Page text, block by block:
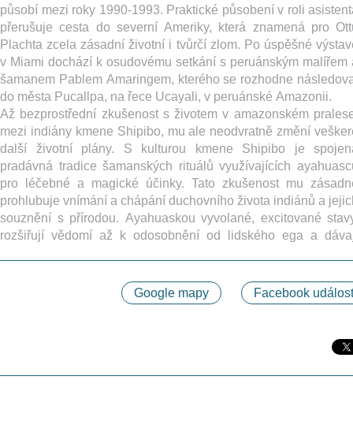
působí mezi roky 1990-1993. Praktické působení v roli
přerušuje cesta do severní Ameriky, která znamená pro
Plachta zcela zásadní životní i tvůrčí zlom. Po úspěšné
v Miami dochází k osudovému setkání s peruánským malířem
šamanem Pablem Amaringem, kterého se rozhodne
do města Pucallpa, na řece Ucayali, v peruánské Amazonii.
Až bezprostřední zkušenost s životem v amazonském
mezi indiány kmene Shipibo, mu ale neodvratně změní
další životní plány. S kulturou kmene Shipibo je
pradávná tradice šamanských rituálů využívajících
pro léčebné a magické účinky. Tato zkušenost mu
prohlubuje vnímání a chápání duchovního života indiánů a
souznění s přírodou. Ayahuaskou vyvolané, excitované
rozšiřují vědomí až k odosobnění od lidského ega a
Google mapy Facebook